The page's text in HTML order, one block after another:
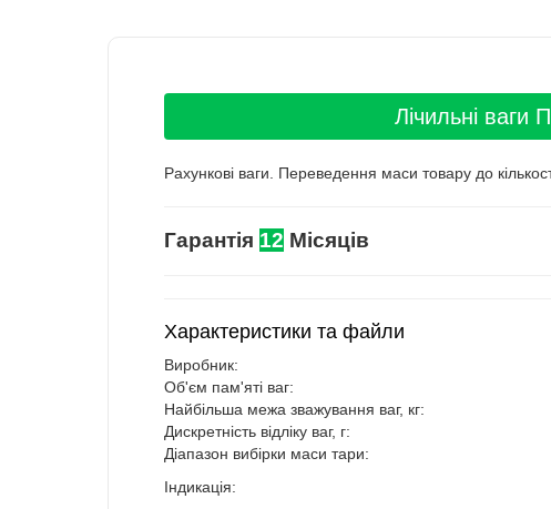
Лічильні
Рахункові ваги. Переведення маси товару до
Гарантія 12 Місяців
Характеристики та файли
Виробник:
Об'єм пам'яті ваг:
Найбільша межа зважування ваг, кг:
Дискретність відліку ваг, г:
Діапазон вибірки маси тари:
Індикація: